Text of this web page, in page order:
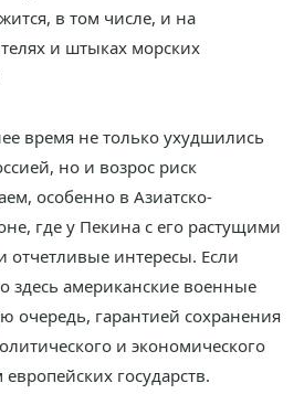
в том числе, и на
и штыках морских
время не только ухудшились
но и возрос риск
особенно в Азиатско-
где у Пекина с его растущими
отчетливые интересы. Если
здесь американские военные
очередь, гарантией сохранения
и экономического
государств.